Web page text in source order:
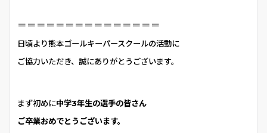
＝＝＝＝＝＝＝＝＝＝＝＝＝＝＝
日頃より熊本ゴールキーパースクールの活動に
ご協力いただき、誠にありがとうございます。
まず初めに中学3年生の選手の皆さん
ご卒業おめでとうございます。